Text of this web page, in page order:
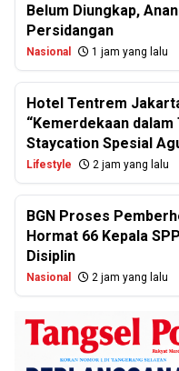
Belum Diungkap,
Persidangan
Nasional 1 jam yang lalu
Hotel Tentrem
“Kemerdekaan
Staycation Spesial
Lifestyle 2 jam yang lalu
BGN Proses
Hormat 66 Kepala
Disiplin
Nasional 2 jam yang lalu